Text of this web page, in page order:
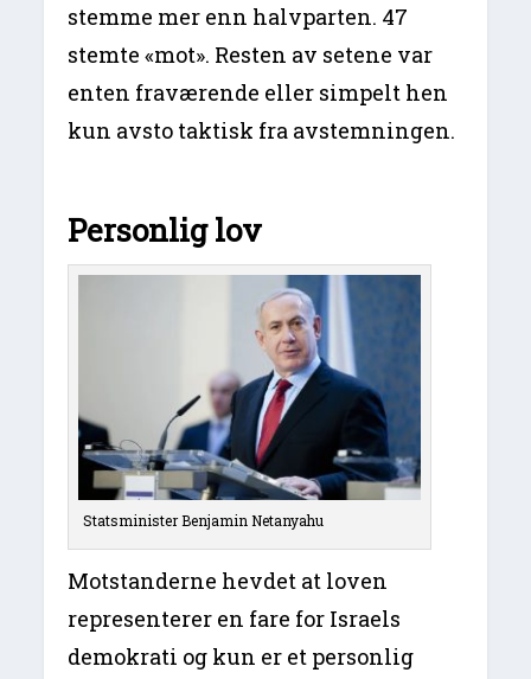
stemme mer enn halvparten. 47
stemte «mot». Resten av setene var
enten fraværende eller simpelt hen
kun avsto taktisk fra avstemningen.
Personlig lov
Statsminister Benjamin Netanyahu
Motstanderne hevdet at loven
representerer en fare for Israels
demokrati og kun er et personlig